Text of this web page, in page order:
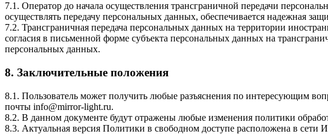
7.1. Оператор до начала осуществления трансграничной передачи
осуществлять передачу персональных данных, обеспечивается надежная
7.2. Трансграничная передача персональных данных на территории
согласия в письменной форме субъекта персональных данных на
персональных данных.
8. Заключительные положения
8.1. Пользователь может получить любые разъяснения по интересующим
почты info@mirror-light.ru.
8.2. В данном документе будут отражены любые изменения политики
8.3. Актуальная версия Политики в свободном доступе расположена в сети